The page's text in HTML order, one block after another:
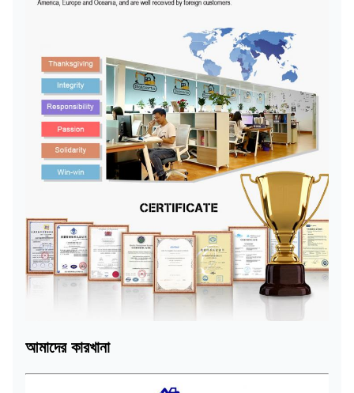
আমাদের কারখানা